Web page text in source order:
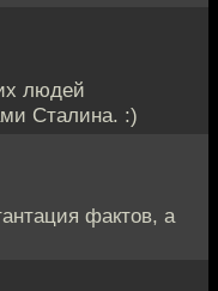
людей
Сталина. :)
фактов, а